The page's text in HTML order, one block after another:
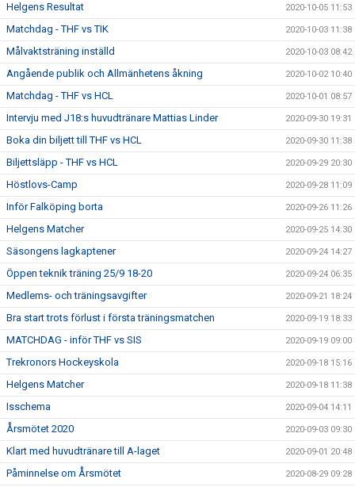
Helgens Resultat 2020-10-05 11:53
Matchdag - THF vs TIK 2020-10-03 11:38
Målvaktsträning inställd 2020-10-03 08:42
Angående publik och Allmänhetens åkning 2020-10-02 10:40
Matchdag - THF vs HCL 2020-10-01 08:57
Intervju med J18:s huvudtränare Mattias Linder 2020-09-30 19:31
Boka din biljett till THF vs HCL 2020-09-30 11:38
Biljettsläpp - THF vs HCL 2020-09-29 20:30
Höstlovs-Camp 2020-09-28 11:09
Inför Falköping borta 2020-09-26 11:26
Helgens Matcher 2020-09-25 14:30
Säsongens lagkaptener 2020-09-24 14:27
Öppen teknik träning 25/9 18-20 2020-09-24 06:35
Medlems- och träningsavgifter 2020-09-21 18:24
Bra start trots förlust i första träningsmatchen 2020-09-19 18:33
MATCHDAG - inför THF vs SIS 2020-09-19 09:00
Trekronors Hockeyskola 2020-09-18 15:16
Helgens Matcher 2020-09-18 11:38
Isschema 2020-09-04 14:11
Årsmötet 2020 2020-09-03 09:30
Klart med huvudtränare till A-laget 2020-09-01 20:48
Påminnelse om Årsmötet 2020-08-29 09:28